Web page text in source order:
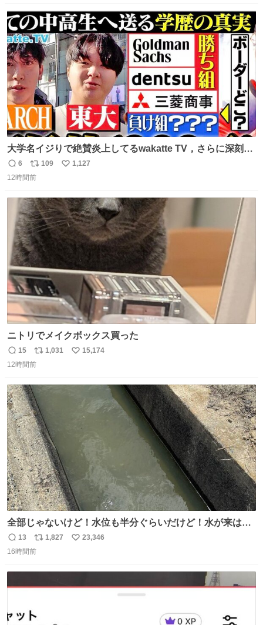
えて言葉を選んで、まるく収めてくれたんだなと思った
ト
数
数
大学名イジりで絶賛炎上してるwakatte TV，さらに深刻な
問題はこっちでは？ ・都内の特定企業に入るのを極度に推
奨し，それ以外の地域で堅実に生きるのを周縁化する ・恋
化する ・院生が研究環境を求め他大学に移るのを批判する
過去例↓
返
信
6
リ
ポ
ト
数
109
い
数
1,127
12時間前
ニトリでメイクボックス買った
返
信
15
リ
ポ
ト
数
1,031
い
15,174
12時間前
全部じゃないけど！水位も半分ぐらいだけど！水が来はじ
めたよ！！！ 作業してくれた方々ありがとーーー
ー！！！！！！！！！！！！！！！！！！！！！！！！！
返
信
13
リ
ポ
1,827
い
23,346
16時間前